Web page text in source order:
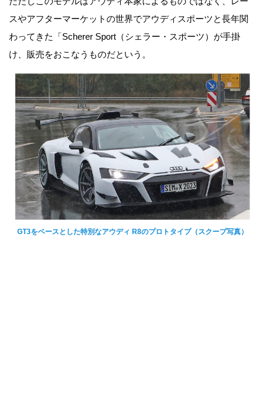
スやアフターマーケットの世界でアウディスポーツと長年関
わってきた「Scherer Sport（シェラー・スポーツ）が手掛
け、販売をおこなうものだという。
GT3をベースとした特別なアウディ R8のプロトタイプ（スクープ写真）